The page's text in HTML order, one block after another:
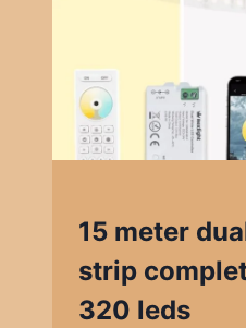
15 meter
strip
320 leds